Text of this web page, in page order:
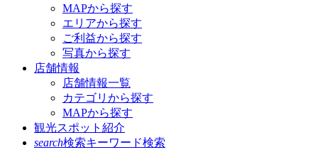
MAPから探す
エリアから探す
ご利益から探す
写真から探す
店舗情報
店舗情報一覧
カテゴリから探す
MAPから探す
観光スポット紹介
search検索キーワード検索